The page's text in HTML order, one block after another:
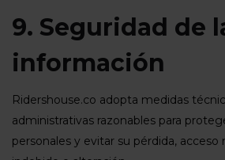
9. Seguridad de
información
Ridershouse.co adopta medidas
administrativas razonables para
personales y evitar su pérdida, acceso